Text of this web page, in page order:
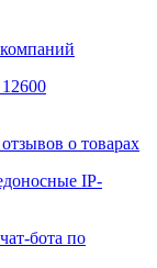
о товарах
IP-
бота по